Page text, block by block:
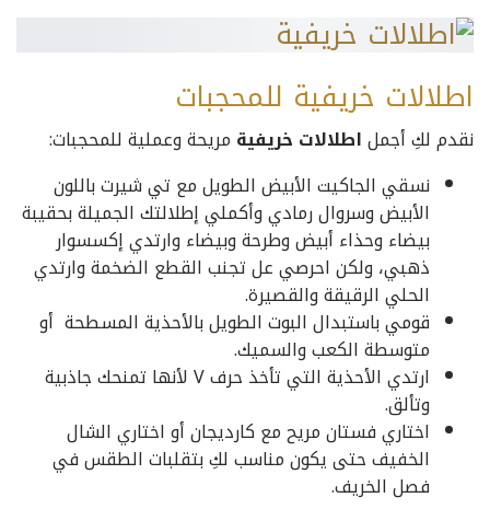
اطلالات خريفية للمحجبات
نقدم لكِ أجملاطلالات خريفية مريحة وعملية للمحجبات:
نسقي الجاكيت الأبيض الطويل مع تي شيرت باللون
الأبيض وسروال رمادي وأكملي إطلالتك الجميلة بحقيبة
بيضاء وحذاء أبيض وطرحة وبيضاء وارتدي إكسسوار
ذهبي، ولكن احرصي عل تجنب القطع الضخمة وارتدي
الحلي الرقيقة والقصيرة.
قومي باستبدال البوت الطويل بالأحذية المسطحة أو
متوسطة الكعب والسميك.
ارتدي الأحذية التي تأخذ حرف V لأنها تمنحك جاذبية
وتألق.
اختاري فستان مريح مع كارديجان أو اختاري الشال
الخفيف حتى يكون مناسب لكِ بتقلبات الطقس في
فصل الخريف.